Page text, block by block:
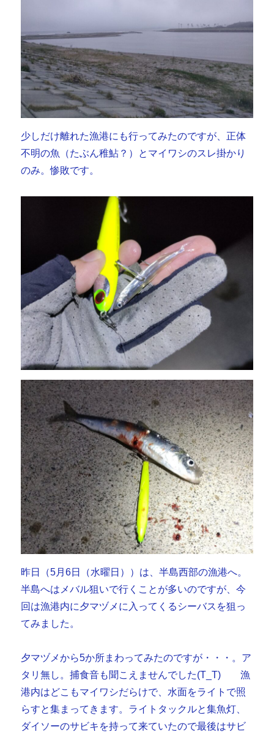
少しだけ離れた漁港にも行ってみたのですが、正体
不明の魚（たぶん稚鮎？）とマイワシのスレ掛かり
のみ。惨敗です。
昨日（5月6日（水曜日））は、半島西部の漁港へ。
半島へはメバル狙いで行くことが多いのですが、今
回は漁港内に夕マヅメに入ってくるシーバスを狙っ
てみました。
夕マヅメから5か所まわってみたのですが・・・。ア
タリ無し。捕食音も聞こえませんでした(T_T) 漁
港内はどこもマイワシだらけで、水面をライトで照
らすと集まってきます。ライトタックルと集魚灯、
ダイソーのサビキを持って来ていたので最後はサビ